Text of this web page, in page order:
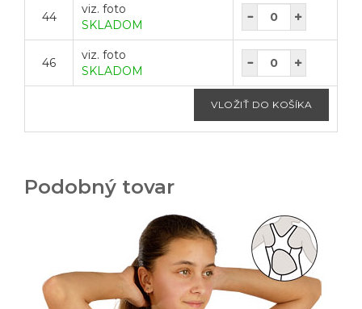
44
viz. foto
SKLADOM
46
viz. foto
SKLADOM
Podobný tovar